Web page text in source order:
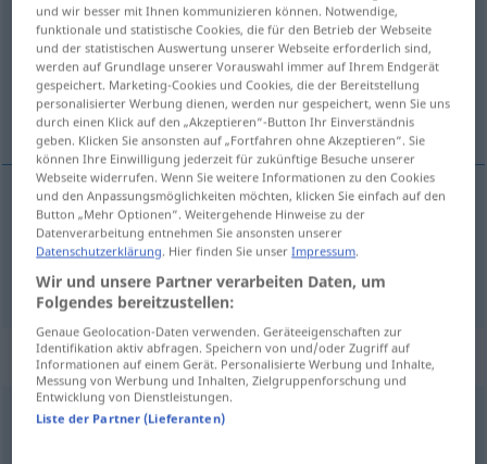
Übersicht aller Übersetzungen
(Für mehr Details die Übersetzung anklicken/antippen)
štart, odlet
štart Start
odlet Start
Synonyme für "Start"
Anbruch, Beginn,Anfang
und wir besser mit Ihnen kommunizieren können. Notwendige,
funktionale und statistische Cookies, die für den Betrieb der Webseite
und der statistischen Auswertung unserer Webseite erforderlich sind,
werden auf Grundlage unserer Vorauswahl immer auf Ihrem Endgerät
gespeichert. Marketing-Cookies und Cookies, die der Bereitstellung
personalisierter Werbung dienen, werden nur gespeichert, wenn Sie uns
durch einen Klick auf den „Akzeptieren“-Button Ihr Einverständnis
geben. Klicken Sie ansonsten auf „Fortfahren ohne Akzeptieren“. Sie
können Ihre Einwilligung jederzeit für zukünftige Besuche unserer
Webseite widerrufen. Wenn Sie weitere Informationen zu den Cookies
und den Anpassungsmöglichkeiten möchten, klicken Sie einfach auf den
Button „Mehr Optionen“. Weitergehende Hinweise zu der
Datenverarbeitung entnehmen Sie ansonsten unserer
Datenschutzerklärung. Hier finden Sie unserImpressum.
Wir und unsere Partner verarbeiten Daten, um
Folgendes bereitzustellen:
Genaue Geolocation-Daten verwenden. Geräteeigenschaften zur
Identifikation aktiv abfragen. Speichern von und/oder Zugriff auf
Informationen auf einem Gerät. Personalisierte Werbung und Inhalte,
Messung von Werbung und Inhalten, Zielgruppenforschung und
Entwicklung von Dienstleistungen.
Liste der Partner (Lieferanten)